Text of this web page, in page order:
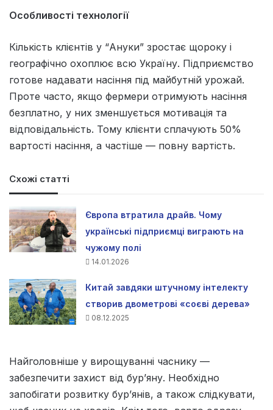
Особливості технології
Кількість клієнтів у “Ануки” зростає щороку і
географічно охоплює всю Україну. Підприємство
готове надавати насіння під майбутній урожай.
Проте часто, якщо фермери отримують насіння
безплатно, у них зменшується мотивація та
відповідальність. Тому клієнти сплачують 50%
вартості насіння, а частіше — повну вартість.
Схожі статті
Європа втратила драйв. Чому
українські підприємці виграють на
чужому полі
14.01.2026
Китай завдяки штучному інтелекту
створив двометрові «соєві дерева»
08.12.2025
Найголовніше у вирощуванні часнику —
забезпечити захист від бур’яну. Необхідно
запобігати розвитку бур’янів, а також слідкувати,